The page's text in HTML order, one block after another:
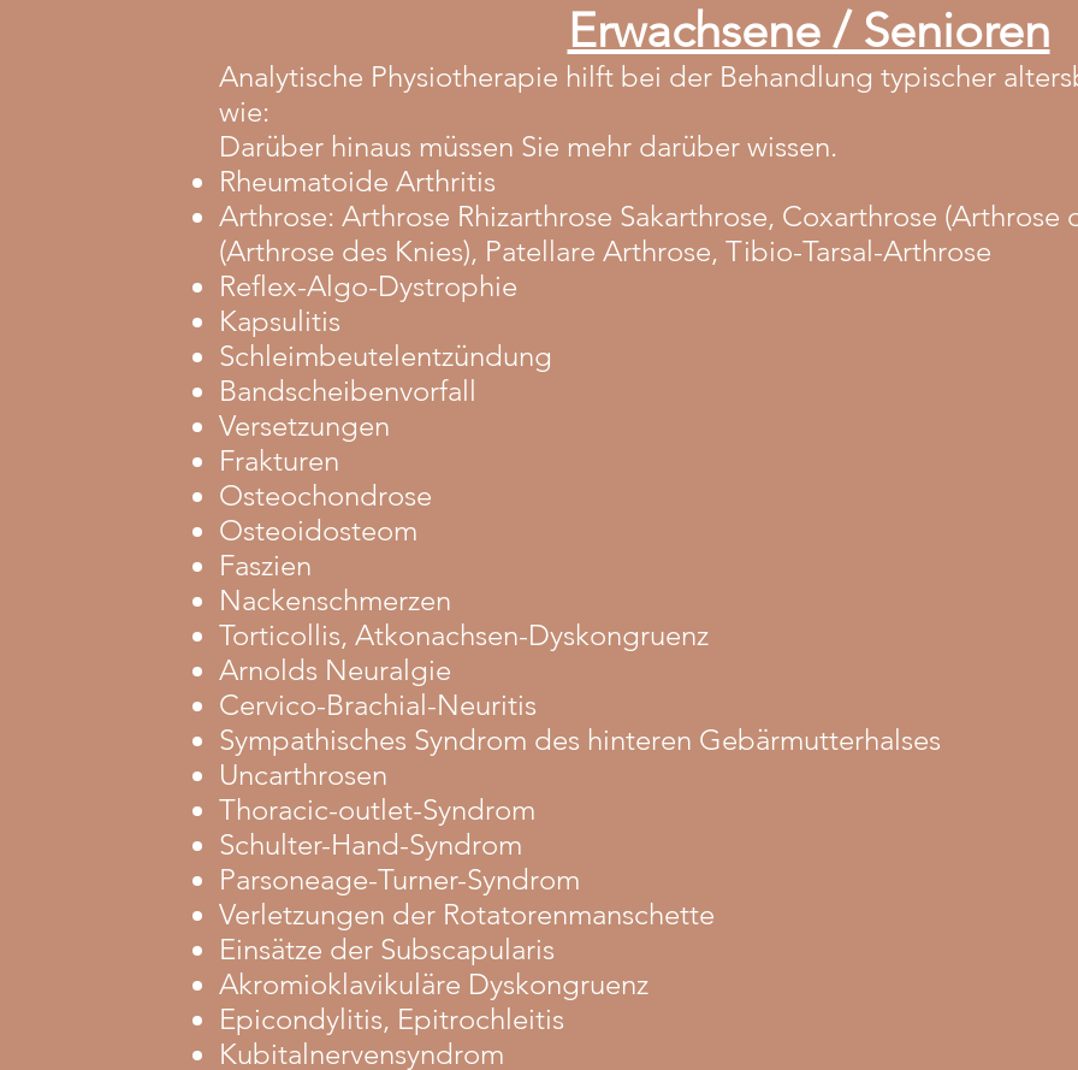
Erwachsene / Senioren
Analytische Physiotherapie hilft bei der Behandlung typischer
wie:
Darüber hinaus müssen Sie mehr darüber wissen.
Rheumatoide Arthritis
Arthrose: Arthrose Rhizarthrose Sakarthrose, Coxarthrose (Arthrose
(Arthrose des Knies), Patellare Arthrose, Tibio-Tarsal-Arthrose
Reflex-Algo-Dystrophie
Kapsulitis
Schleimbeutelentzündung
Bandscheibenvorfall
Versetzungen
Frakturen
Osteochondrose
Osteoidosteom
Faszien
Nackenschmerzen
Torticollis, Atkonachsen-Dyskongruenz
Arnolds Neuralgie
Cervico-Brachial-Neuritis
Sympathisches Syndrom des hinteren Gebärmutterhalses
Uncarthrosen
Thoracic-outlet-Syndrom
Schulter-Hand-Syndrom
Parsoneage-Turner-Syndrom
Verletzungen der Rotatorenmanschette
Einsätze der Subscapularis
Akromioklavikuläre Dyskongruenz
Epicondylitis, Epitrochleitis
Kubitalnervensyndrom